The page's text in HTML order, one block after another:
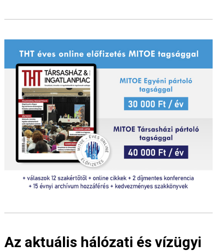
Az aktuális hálózati és vízügyi